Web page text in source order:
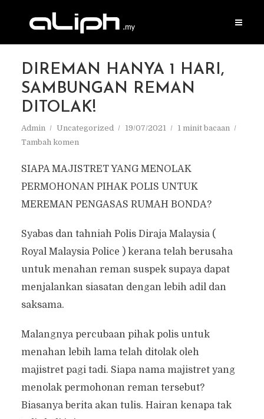
DIREMAN HANYA 1 HARI,
SAMBUNGAN REMAN
DITOLAK!
Admin Uncategorized 19/07/2021
1 minit bacaan
Tambah komen
SIAPA MAJISTRET YANG MENOLAK
PERMOHONAN PIHAK POLIS UNTUK
MEREMAN PENGASAS RUMAH BONDA?
Syabas dan tahniah Polis Diraja Malaysia (
Royal Malaysia Police ) kerana telah berusaha
untuk menahan reman suspek supaya dapat
menjalankan siasatan dengan lebih adil dan
saksama.
Malangnya percubaan pihak polis untuk
menahan lebih lama telah ditolak oleh
majistret pagi tadi. Siapa nama majistret yang
menolak permohonan reman tersebut?
Biasanya berita akan tulis. Hairan kenapa tak